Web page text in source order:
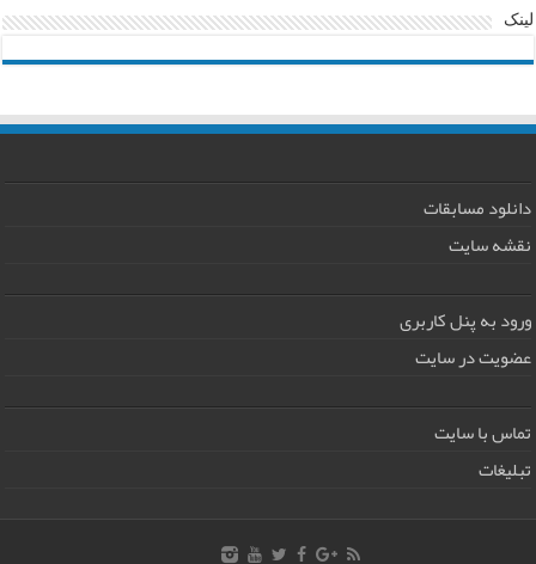
لینک
دانلود مسابقات
نقشه سایت
ورود به پنل کاربری
عضویت در سایت
تماس با سایت
تبلیغات